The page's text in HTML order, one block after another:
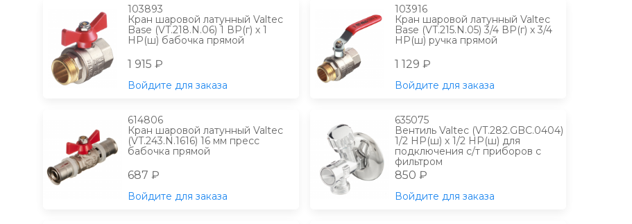
103893
Кран шаровой латунный Valtec
Base (VT.218.N.06) 1 ВР(г) х 1
НР(ш) бабочка прямой
1 915 ₽
Войдите для заказа
103916
Кран шаровой латунный Valtec
Base (VT.215.N.05) 3/4 ВР(г) х 3/4
НР(ш) ручка прямой
1 129 ₽
Войдите для заказа
614806
Кран шаровой латунный Valtec
(VT.243.N.1616) 16 мм пресс
бабочка прямой
687 ₽
Войдите для заказа
635075
Вентиль Valtec (VT.282.GBC.0404)
1/2 НР(ш) х 1/2 НР(ш) для
подключения с/т приборов с
фильтром
850 ₽
Войдите для заказа